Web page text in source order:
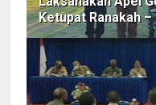
Ketupat Ranakah –